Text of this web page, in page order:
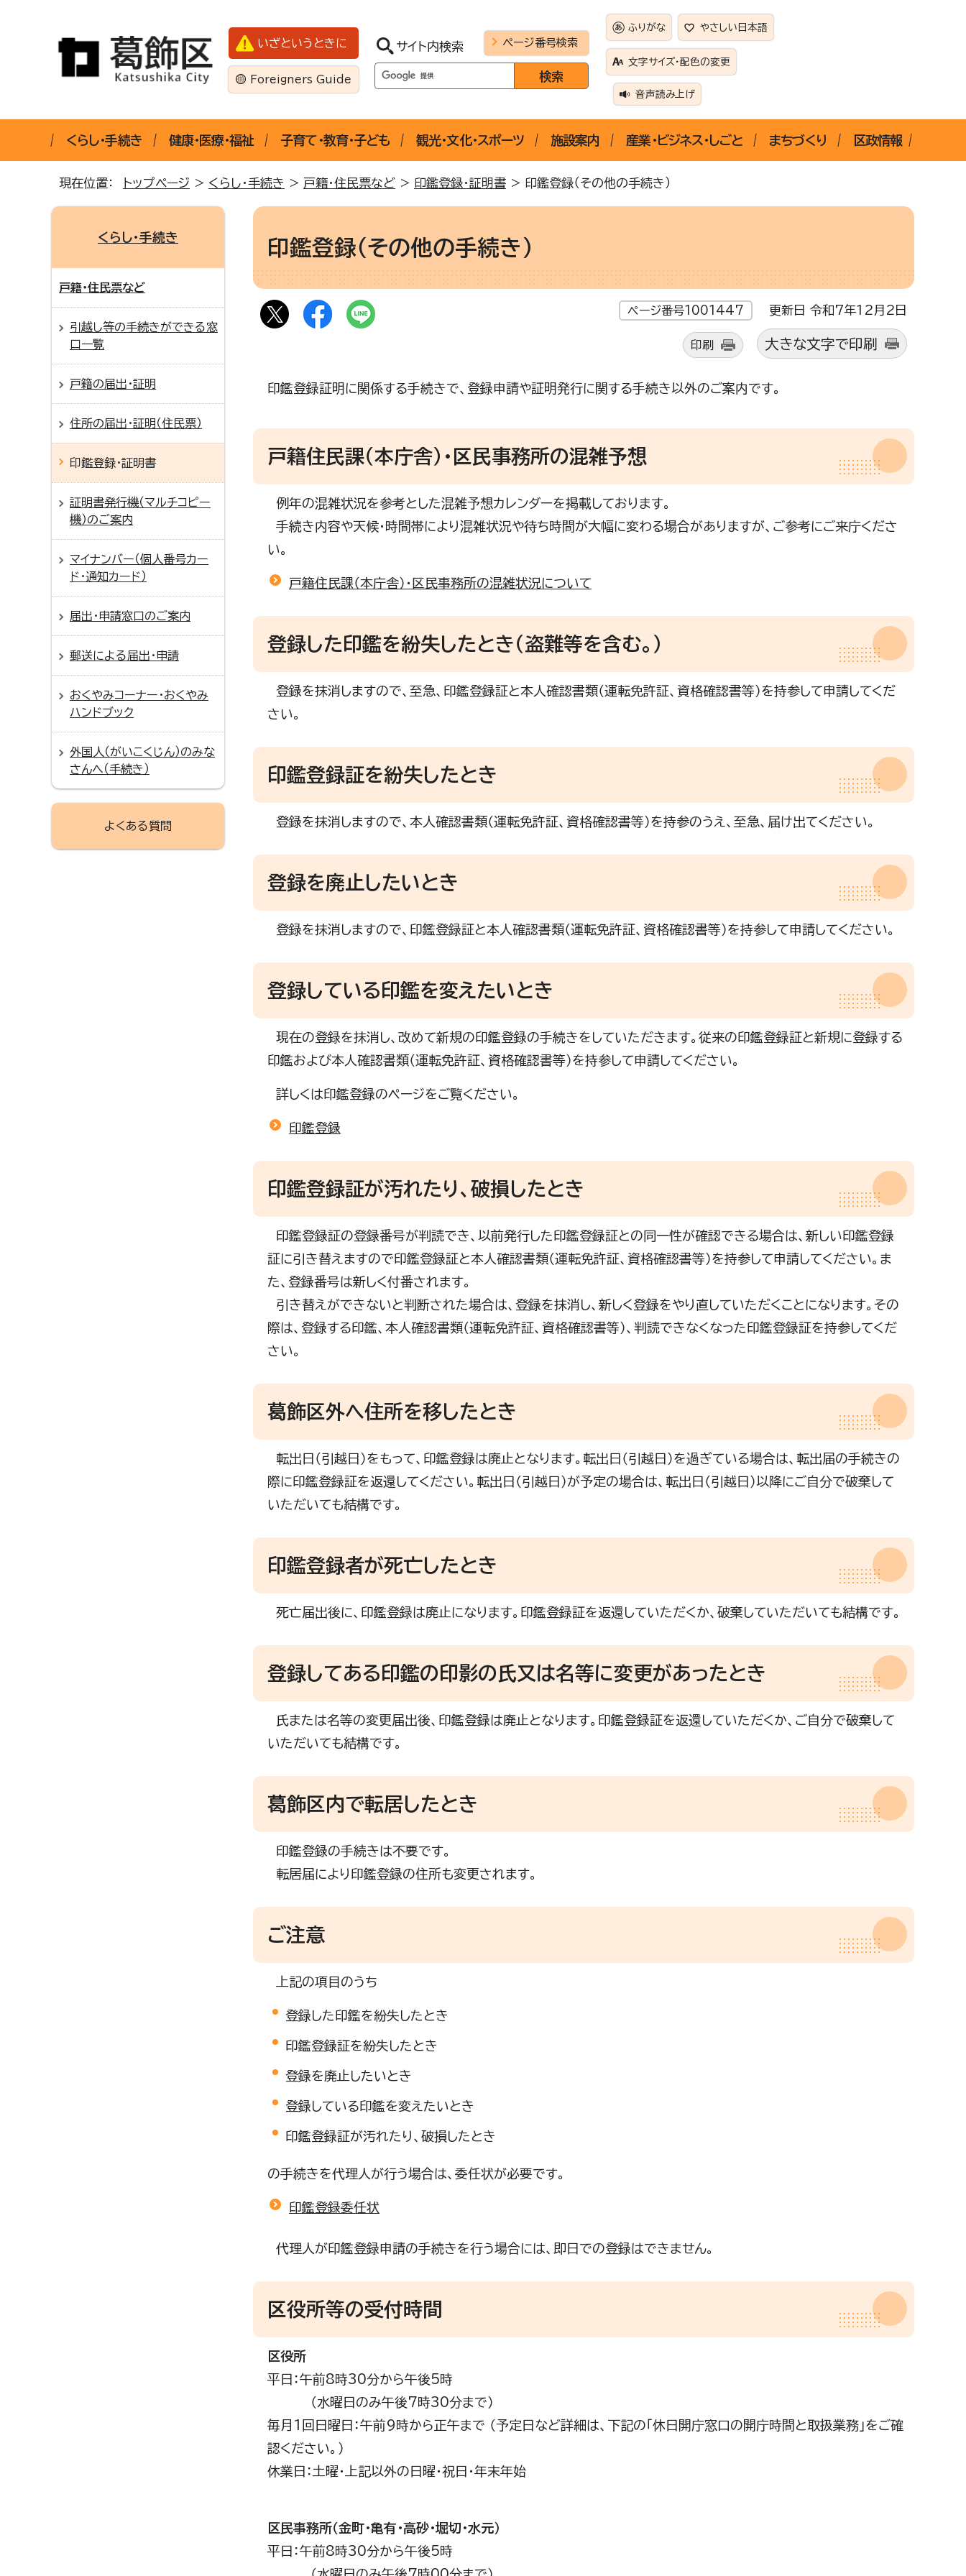
いざというときに
Foreigners Guide
サイト内検索 ページ番号検索
ふりがな やさしい日本語
文字サイズ・配色の変更
音声読み上げ
くらし・手続き 健康・医療・福祉 子育て・教育・子ども 観光・文化・スポーツ 施設案内 産業・ビジネス・しごと まちづくり 区政情報
現在位置： トップページ > くらし・手続き > 戸籍・住民票など > 印鑑登録・証明書 > 印鑑登録（その他の手続き）
印鑑登録（その他の手続き）
ページ番号1001447 更新日 令和7年12月2日
印刷 大きな文字で印刷
印鑑登録証明に関係する手続きで、登録申請や証明発行に関する手続き以外のご案内です。
戸籍住民課（本庁舎）・区民事務所の混雑予想
例年の混雑状況を参考とした混雑予想カレンダーを掲載しております。
手続き内容や天候・時間帯により混雑状況や待ち時間が大幅に変わる場合がありますが、ご参考にご来庁くださ
い。
戸籍住民課（本庁舎）・区民事務所の混雑状況について
登録した印鑑を紛失したとき（盗難等を含む。）
登録を抹消しますので、至急、印鑑登録証と本人確認書類（運転免許証、資格確認書等）を持参して申請してくだ
さい。
印鑑登録証を紛失したとき
登録を抹消しますので、本人確認書類（運転免許証、資格確認書等）を持参のうえ、至急、届け出てください。
登録を廃止したいとき
登録を抹消しますので、印鑑登録証と本人確認書類（運転免許証、資格確認書等）を持参して申請してください。
登録している印鑑を変えたいとき
現在の登録を抹消し、改めて新規の印鑑登録の手続きをしていただきます。従来の印鑑登録証と新規に登録する
印鑑および本人確認書類（運転免許証、資格確認書等）を持参して申請してください。
詳しくは印鑑登録のページをご覧ください。
印鑑登録
印鑑登録証が汚れたり、破損したとき
印鑑登録証の登録番号が判読でき、以前発行した印鑑登録証との同一性が確認できる場合は、新しい印鑑登録
証に引き替えますので印鑑登録証と本人確認書類（運転免許証、資格確認書等）を持参して申請してください。ま
た、登録番号は新しく付番されます。
引き替えができないと判断された場合は、登録を抹消し、新しく登録をやり直していただくことになります。その
際は、登録する印鑑、本人確認書類（運転免許証、資格確認書等）、判読できなくなった印鑑登録証を持参してくだ
さい。
葛飾区外へ住所を移したとき
転出日（引越日）をもって、印鑑登録は廃止となります。転出日（引越日）を過ぎている場合は、転出届の手続きの
際に印鑑登録証を返還してください。転出日（引越日）が予定の場合は、転出日（引越日）以降にご自分で破棄して
いただいても結構です。
印鑑登録者が死亡したとき
死亡届出後に、印鑑登録は廃止になります。印鑑登録証を返還していただくか、破棄していただいても結構です。
登録してある印鑑の印影の氏又は名等に変更があったとき
氏または名等の変更届出後、印鑑登録は廃止となります。印鑑登録証を返還していただくか、ご自分で破棄して
いただいても結構です。
葛飾区内で転居したとき
印鑑登録の手続きは不要です。
転居届により印鑑登録の住所も変更されます。
ご注意
上記の項目のうち
登録した印鑑を紛失したとき
印鑑登録証を紛失したとき
登録を廃止したいとき
登録している印鑑を変えたいとき
印鑑登録証が汚れたり、破損したとき
の手続きを代理人が行う場合は、委任状が必要です。
印鑑登録委任状
代理人が印鑑登録申請の手続きを行う場合には、即日での登録はできません。
区役所等の受付時間
区役所
平日：午前8時30分から午後5時
（水曜日のみ午後7時30分まで）
毎月1回日曜日：午前9時から正午まで （予定日など詳細は、下記の「休日開庁窓口の開庁時間と取扱業務」をご確
認ください。）
休業日：土曜・上記以外の日曜・祝日・年末年始
区民事務所（金町・亀有・高砂・堀切・水元）
平日：午前8時30分から午後5時
くらし・手続き
戸籍・住民票など
引越し等の手続きができる窓
口一覧
戸籍の届出・証明
住所の届出・証明（住民票）
印鑑登録・証明書
証明書発行機（マルチコピー
機）のご案内
マイナンバー（個人番号カー
ド・通知カード）
届出・申請窓口のご案内
郵送による届出・申請
おくやみコーナー・おくやみ
ハンドブック
外国人（がいこくじん）のみな
さんへ（手続き）
よくある質問